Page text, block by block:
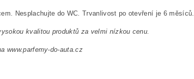
Nesplachujte do WC. Trvanlivost po otevření je 6 měsíců.
kvalitou produktů za velmi nízkou cenu.
www.parfemy-do-auta.cz